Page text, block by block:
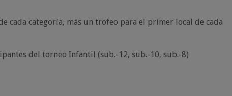
cada categoría, más un trofeo para el primer local de cada
del torneo Infantil (sub.-12, sub.-10, sub.-8)